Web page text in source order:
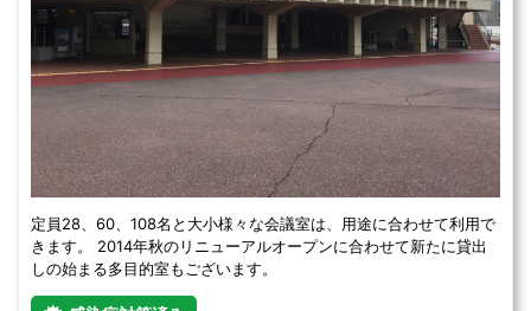
定員28、60、108名と大小様々な会議室は、用途に合わせて利用で
きます。 2014年秋のリニューアルオープンに合わせて新たに貸出
しの始まる多目的室もございます。